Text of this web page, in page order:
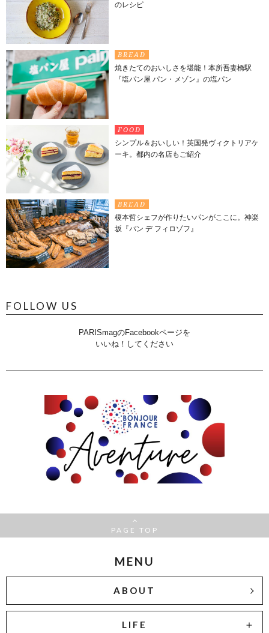
のレシピ
BREAD
焼きたてのおいしさを堪能！本所吾妻橋駅
『塩パン屋 パン・メゾン』の塩パン
FOOD
シンプル＆おいしい！英国発ヴィクトリアケ
ーキ。都内の名店もご紹介
BREAD
榎本哲シェフが作りたいパンがここに。神楽
坂『パン デ フィロゾフ』
FOLLOW US
PARISmagのFacebookページを
いいね！してください
PAGE TOP
MENU
ABOUT
LIFE